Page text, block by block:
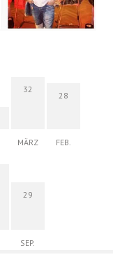
32
MÄRZ
28
FEB.
29
SEP.